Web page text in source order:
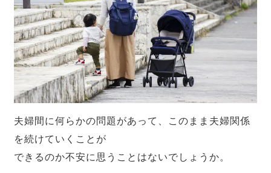
夫婦間に何らかの問題があって、このまま夫婦関係
を続けていくことが
できるのか不安に思うことはないでしょうか。